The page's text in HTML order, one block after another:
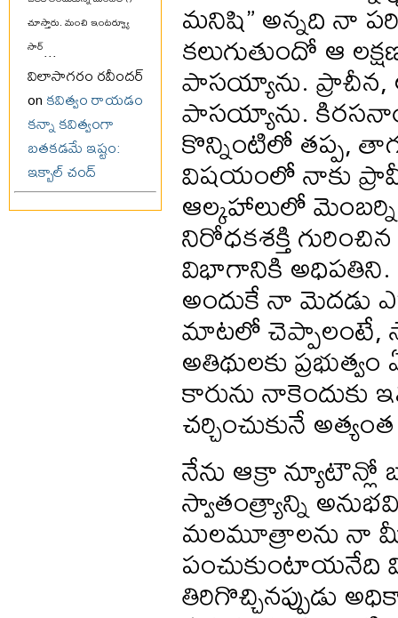
చూస్తారు. మంచి ఇంటర్వ్యూ
సార్...
విలాసాగరం రవీందర్
onకవిత్వం రాయడం
కన్నా కవిత్వంగా
బతకడమే ఇష్టం:
ఇక్బాల్ చంద్
మనిషి” అన్నది నా
కలుగుతుందో ఆ
పాసయ్యాను. ప్రాచీన,
పాసయ్యాను.
కొన్నింటిలో తప్ప,
విషయంలో నాకు
ఆల్కహాలులో
నిరోధకశక్తి
విభాగానికి అధిపతిని.
అందుకే నా మెదడు
మాటలో చెప్పాలంటే,
అతిథులకు
కారును
చర్చించుకునే
నేను ఆక్రా న్యూటౌన్లో
స్వాతంత్ర్యాన్ని
మలమూత్రాలను నా
పంచుకుంటాయనేది
తిరిగొచ్చినప్పుడు